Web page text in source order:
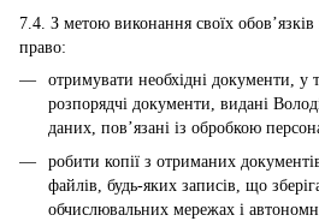
7.4. З метою виконання своїх обов’язків
право:
отримувати необхідні документи, у
розпорядчі документи, видані
даних, пов’язані із обробкою
робити копії з отриманих
файлів, будь-яких записів, що
обчислювальних мережах і